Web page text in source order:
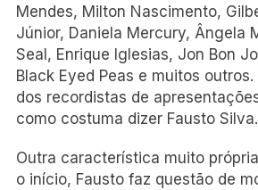
Mendes, Milton Nascimento,
Júnior, Daniela Mercury, Ângela
Seal, Enrique Iglesias, Jon Bon
Black Eyed Peas e muitos
dos recordistas de
como costuma dizer Fausto Silva.
Outra característica muito
o início, Fausto faz questão de